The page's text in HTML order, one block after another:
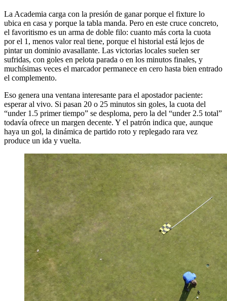
La Academia carga con la presión de ganar porque el fixture lo
ubica en casa y porque la tabla manda. Pero en este cruce concreto,
el favoritismo es un arma de doble filo: cuanto más corta la cuota
por el 1, menos valor real tiene, porque el historial está lejos de
pintar un dominio avasallante. Las victorias locales suelen ser
sufridas, con goles en pelota parada o en los minutos finales, y
muchísimas veces el marcador permanece en cero hasta bien entrado
el complemento.
Eso genera una ventana interesante para el apostador paciente:
esperar al vivo. Si pasan 20 o 25 minutos sin goles, la cuota del
“under 1.5 primer tiempo” se desploma, pero la del “under 2.5 total”
todavía ofrece un margen decente. Y el patrón indica que, aunque
haya un gol, la dinámica de partido roto y replegado rara vez
produce un ida y vuelta.